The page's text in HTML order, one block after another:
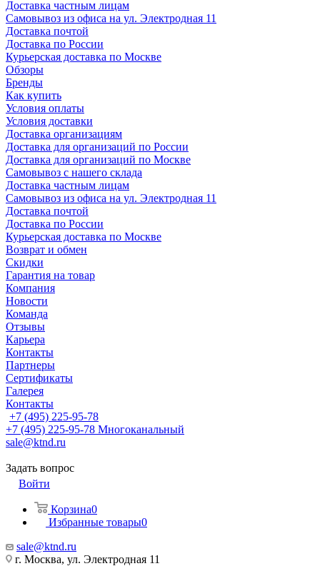
Доставка частным лицам
Самовывоз из офиса на ул. Электродная 11
Доставка почтой
Доставка по России
Курьерская доставка по Москве
Обзоры
Бренды
Как купить
Условия оплаты
Условия доставки
Доставка организациям
Доставка для организаций по России
Доставка для организаций по Москве
Самовывоз с нашего склада
Доставка частным лицам
Самовывоз из офиса на ул. Электродная 11
Доставка почтой
Доставка по России
Курьерская доставка по Москве
Возврат и обмен
Скидки
Гарантия на товар
Компания
Новости
Команда
Отзывы
Карьера
Контакты
Партнеры
Сертификаты
Галерея
Контакты
+7 (495) 225-95-78
+7 (495) 225-95-78 Многоканальный
sale@ktnd.ru
Задать вопрос
Войти
Корзина0
Избранные товары0
sale@ktnd.ru
г. Москва, ул. Электродная 11